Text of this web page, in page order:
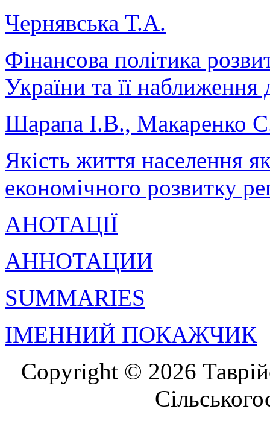
Чернявська Т.А.
Фінансова політика
України та її
Шарапа І.В., Макаренко
Якість життя населення
економічного розвитку
АНОТАЦІЇ
АННОТАЦИИ
SUMMARIES
ІМЕННИЙ ПОКАЖЧИК
Copyright © 2026